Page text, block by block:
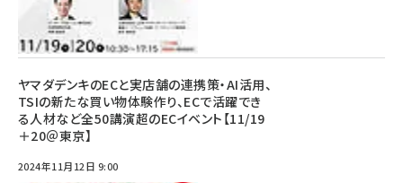
ヤマダデンキのECと実店舗の連携策・AI活用、
TSIの新たな買い物体験作り、ECで活躍でき
る人材など全50講演超のECイベント【11/19
＋20＠東京】
2024年11月12日 9:00